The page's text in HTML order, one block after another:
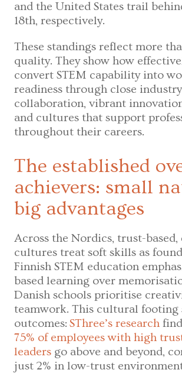
and the United States trail
18th, respectively.
These standings reflect more
quality. They show how
convert STEM capability into
readiness through close industry
collaboration, vibrant
and cultures that support
throughout their careers.
The established
achievers: small
big advantages
Across the Nordics, trust-
cultures treat soft skills as
Finnish STEM education
based learning over
Danish schools prioritise
teamwork. This cultural footing
outcomes:SThree’s research
75% of employees with high
leaders go above and beyond,
just 2% in low-trust